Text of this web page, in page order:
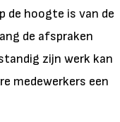
de hoogte is van de
de afspraken
zijn werk kan
medewerkers een